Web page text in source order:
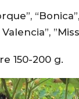
150-200 g.